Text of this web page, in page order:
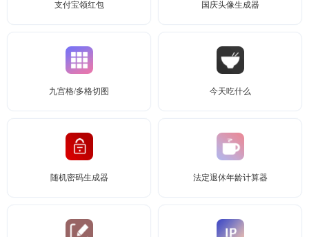
支付宝领红包 国庆头像生成器
九宫格/多格切图 今天吃什么
随机密码生成器 法定退休年龄计算器